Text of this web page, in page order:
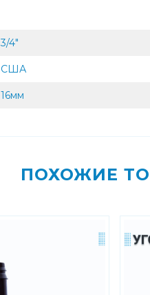
3/4"
США
16мм
ПОХОЖИЕ